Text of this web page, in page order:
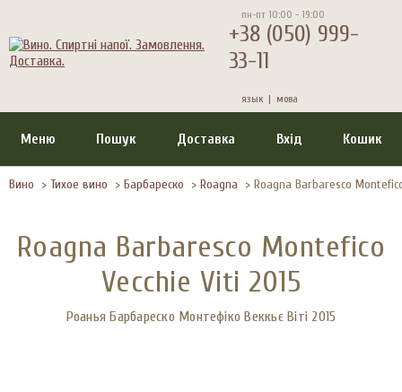
пн-пт 10:00 - 19:00
+38 (050) 999-
33-11
язык | мова
Меню Пошук Доставка Вхід Кошик
Вино > Тихое вино > Барбареско > Roagna > Roagna Barbaresco
Roagna Barbaresco Montefico
Vecchie Viti 2015
Роанья Барбареско Монтефіко Веккьє Віті 2015